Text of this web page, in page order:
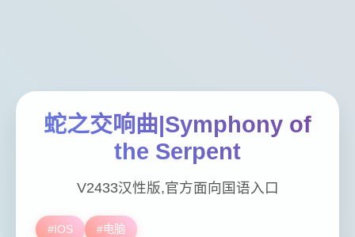
蛇之交响曲|Symphony of
the Serpent
V2433汉性版,官方面向国语入口
#IOS #电脑